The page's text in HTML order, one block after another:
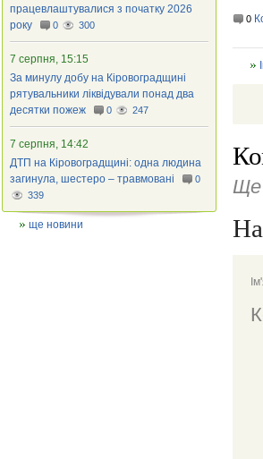
0
Ще
працевлаштувалися з початку 2026
року
0 300
7 серпня, 15:15
За минулу добу на Кіровоградщині
рятувальники ліквідували понад два
десятки пожеж
0 247
7 серпня, 14:42
ДТП на Кіровоградщині: одна людина
загинула, шестеро – травмовані
0
339
ще новини